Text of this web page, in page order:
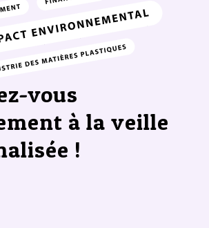
vous
à la veille
!